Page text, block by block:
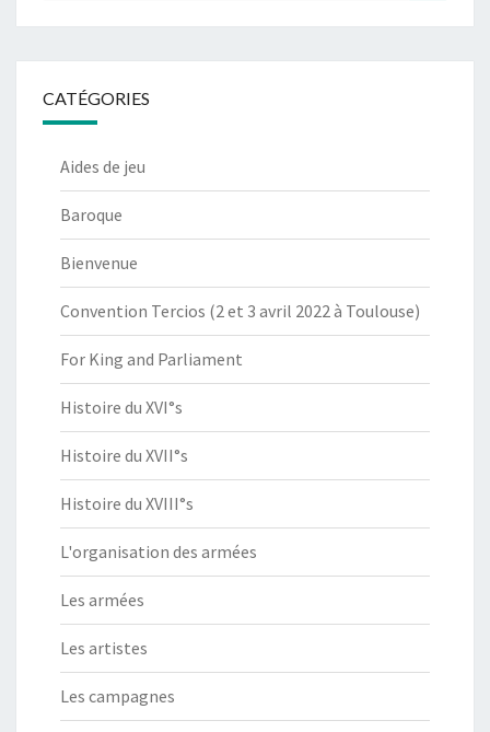
CATÉGORIES
Aides de jeu
Baroque
Bienvenue
Convention Tercios (2 et 3 avril 2022 à Toulouse)
For King and Parliament
Histoire du XVI°s
Histoire du XVII°s
Histoire du XVIII°s
L'organisation des armées
Les armées
Les artistes
Les campagnes